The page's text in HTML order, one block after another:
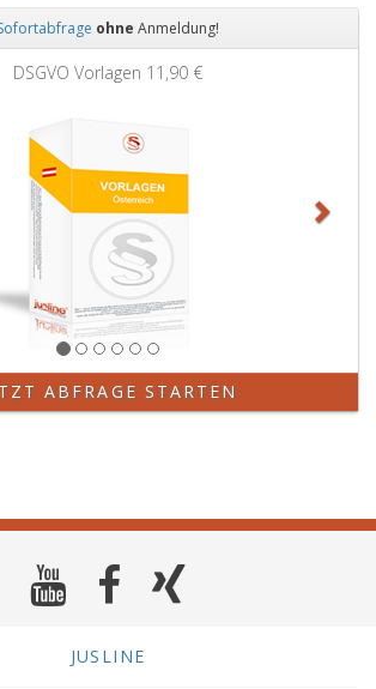
ohne Anmeldung!
DSGVO Vorlagen 11,90 €
ABFRAGE STARTEN
JUSLINE